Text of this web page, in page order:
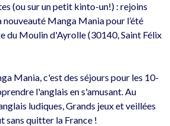
(ou sur un petit kinto-un!) : rejoins
Manga Mania pour l’été
du Moulin d'Ayrolle (30140, Saint Félix
Mania, c'est des séjours pour les 10-
l'anglais en s'amusant. Au
ludiques, Grands jeux et veillées
sans quitter la France !